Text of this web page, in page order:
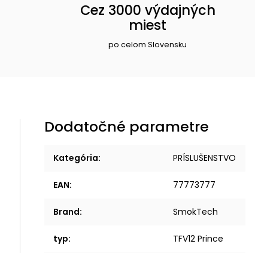
Cez 3000 výdajných
miest
po celom Slovensku
Dodatočné parametre
Kategória: PRÍSLUŠENSTVO
EAN: 77773777
Brand: SmokTech
typ: TFV12 Prince